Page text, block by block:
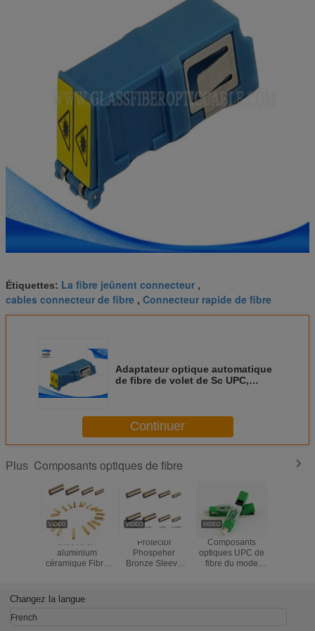
Étiquettes: La fibre jeûnent connecteur ,
cables connecteur de fibre , Connecteur rapide de fibre
Adaptateur optique automatique
de fibre de volet de Sc UPC,
Continuer
Plus Composants optiques de fibre
Sleeve en
aluminium
céramique Fibre
Sleeve en cuivre
Fibre optique
Protector
Phospeher
Bronze Sleeve
Composants
optiques UPC de
fibre du mode
Changez la langue
French